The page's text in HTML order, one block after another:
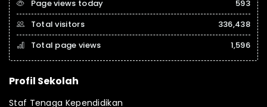
Page views today
593
Total visitors
336,438
Total page views
1,596
Profil Sekolah
Staf Tenaga Kependidikan